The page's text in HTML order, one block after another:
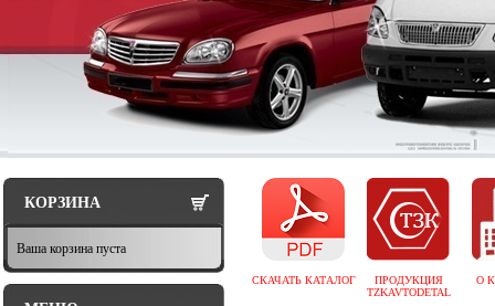
СКАЧАТЬ КАТАЛОГ
ПРОДУКЦИЯ
TZKAVTODETAL
О
КОРЗИНА
Ваша корзина пуста